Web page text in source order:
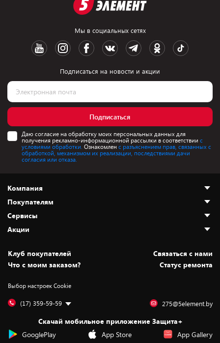
Мы в социальных сетях
Подписаться на новости и акции
Подписаться
Даю согласие на обработку моих персональных данных для
получения рекламно-информационной рассылки в соответствии с
условиями обработки. Ознакомлен с разъяснением прав, связанных с
обработкой, механизмом их реализации, последствиями дачи
согласия или отказа.
Компания
О нас
Адреса магазинов
Новости
Статьи и обзоры
Вакансии
Дай пять добру!
Покупателям
Как сделать заказ
Оплата и доставка
Безналичный расчёт
Обмен и возврат товара
Обработка персональных данных
Подарочные карты
Сервисы
Установка техники
Для игровых консолей
Для мобильных устройств
Для компьютеров
Сервисные центры
Акции
Скидки и промокоды
Белорусские товары
Бонусы
Оплата частями
Уценка
Клуб покупателей
Cвязаться с нами
Что с моим заказом?
Статус ремонта
Выбор настроек Cookie
(17) 359-59-59 275@5element.by
Скачай мобильное приложение Защита+
GooglePlay
App Store App Gallery